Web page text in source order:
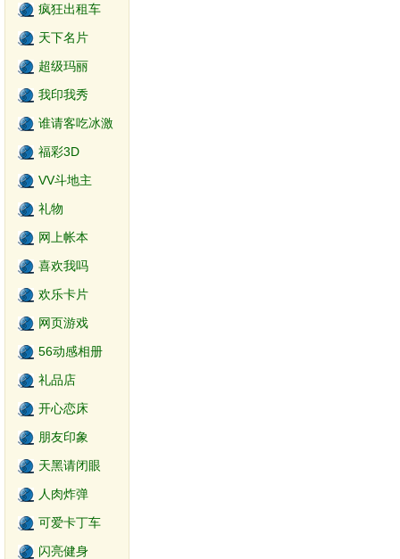
疯狂出租车
天下名片
超级玛丽
我印我秀
谁请客吃冰激
福彩3D
VV斗地主
礼物
网上帐本
喜欢我吗
欢乐卡片
网页游戏
56动感相册
礼品店
开心恋床
朋友印象
天黑请闭眼
人肉炸弹
可爱卡丁车
闪亮健身